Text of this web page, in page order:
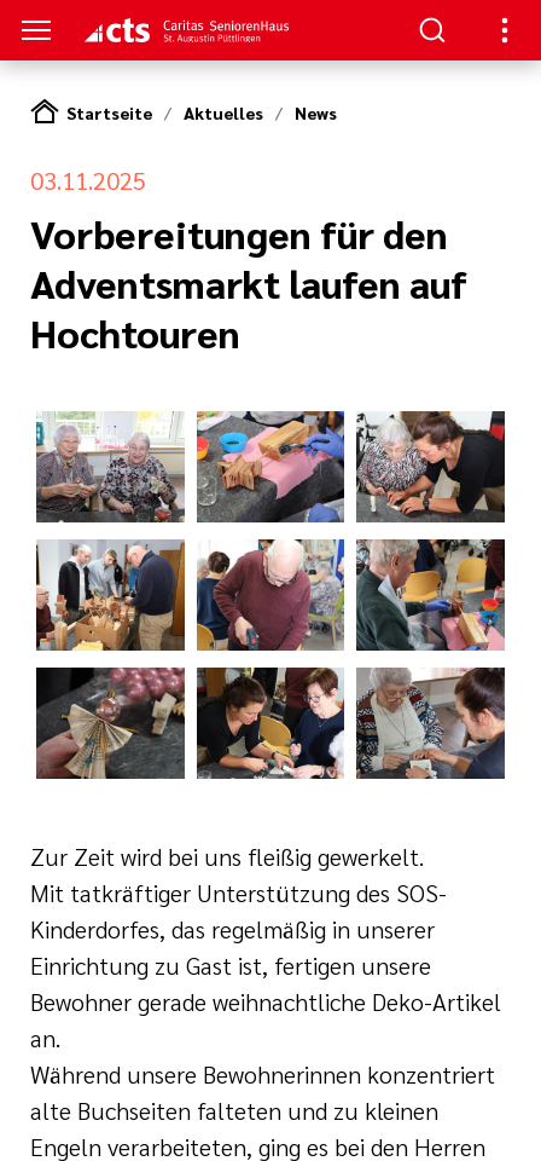
Arbeit
der cts
Pflege
Therapie
Startseite Aktuelles News
03.11.2025
Vorbereitungen für den
Adventsmarkt laufen auf
Hochtouren
Zur Zeit wird bei uns fleißig gewerkelt.
Mit tatkräftiger Unterstützung des SOS-
Kinderdorfes, das regelmäßig in unserer
Einrichtung zu Gast ist, fertigen unsere
Bewohner gerade weihnachtliche Deko-Artikel
an.
Während unsere Bewohnerinnen konzentriert
alte Buchseiten falteten und zu kleinen
Engeln verarbeiteten, ging es bei den Herren